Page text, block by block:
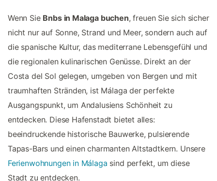
Wenn Sie Bnbs in Malaga buchen, freuen Sie sich sicher
nicht nur auf Sonne, Strand und Meer, sondern auch auf
die spanische Kultur, das mediterrane Lebensgefühl und
die regionalen kulinarischen Genüsse. Direkt an der
Costa del Sol gelegen, umgeben von Bergen und mit
traumhaften Stränden, ist Málaga der perfekte
Ausgangspunkt, um Andalusiens Schönheit zu
entdecken. Diese Hafenstadt bietet alles:
beeindruckende historische Bauwerke, pulsierende
Tapas-Bars und einen charmanten Altstadtkern. Unsere
Ferienwohnungen in Málaga sind perfekt, um diese
Stadt zu entdecken.